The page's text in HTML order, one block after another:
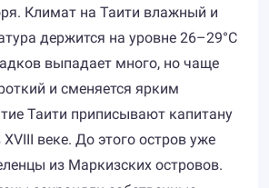
Климат на Таити влажный и
держится на уровне 26–29°C
выпадает много, но чаще
и сменяется ярким
Таити приписывают капитану
веке. До этого остров уже
из Маркизских островов.